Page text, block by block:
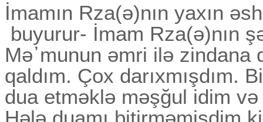
İmamın Rza(ə)nın yaxın
buyurur- İmam Rza(ə)nın
Mə᾽munun əmri ilə
qaldım. Çox darıxmışdım.
dua etməklə məşğul idim və
Hələ duamı bitirməmişdim